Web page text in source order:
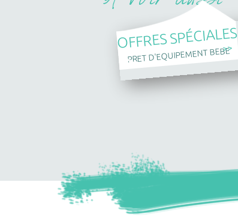
OFFRES SPÉCIALES
PRET D'EQUIPEMENT BEBE
>>